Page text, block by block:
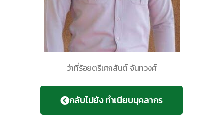
ว่าที่ร้อยตรีเศกสันต์ จันทวงศ์
กลับไปยัง ทำเนียบบุคลากร